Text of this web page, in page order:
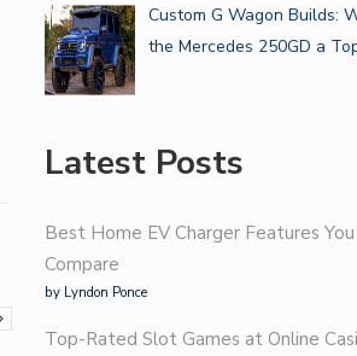
Custom G Wagon Builds:
the Mercedes 250GD a
Latest Posts
Best Home EV Charger Features
Compare
by Lyndon Ponce
Top-Rated Slot Games at Online